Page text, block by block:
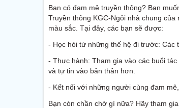
Bạn có đam mê truyền thông? Bạn
Truyền thông KGC-Ngôi nhà chung
màu sắc. Tại đây, các bạn sẽ được:
- Học hỏi từ những thế hệ đi trước: Các
- Thực hành: Tham gia vào các buổi
và tự tin vào bản thân hơn.
- Kết nối với những người cùng đam
Bạn còn chần chờ gì nữa? Hãy tham